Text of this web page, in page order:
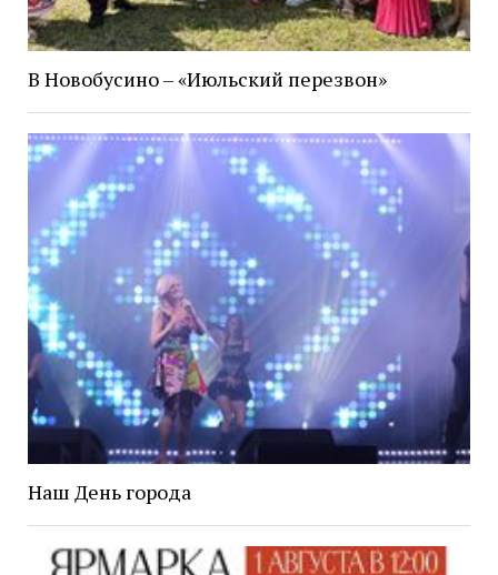
В Новобусино – «Июльский перезвон»
Наш День города